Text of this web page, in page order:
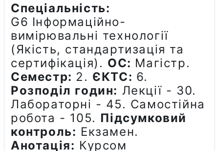
Спеціальність:
G6 Інформаційно-
вимірювальні технології
(Якість, стандартизація та
сертифікація). ОС: Магістр.
Семестр: 2. ЄКТС: 6.
Розподіл годин: Лекції - 30.
Лабораторні - 45. Самостійна
робота - 105. Підсумковий
контроль: Екзамен.
Анотація: Курсом